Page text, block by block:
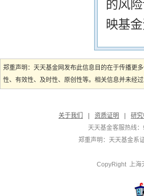
的风
映基
郑重声明：天天基金网发布此信息目的在于传播更
性、有效性、及时性、原创性等。相关信息并未经
关于我们
资质证明 研
天天基金客服热线
郑重声明： 天天基金系
CopyRight 上海